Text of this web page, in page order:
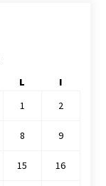
L
I
1
2
8 9
15 16